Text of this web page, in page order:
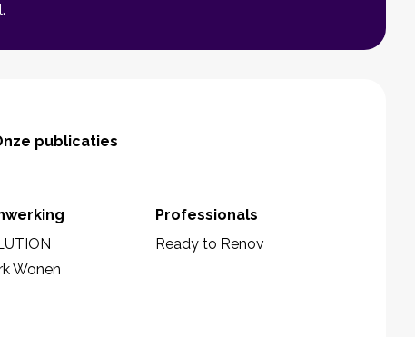
publicaties
Wonen
Professionals
Ready to Renov